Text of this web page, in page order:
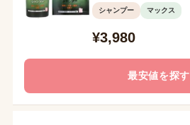
シャンプー マックス
¥3,980
最安値を探す